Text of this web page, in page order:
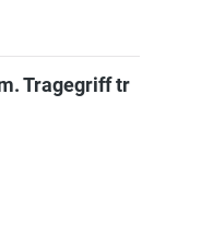
Tragegriff tr